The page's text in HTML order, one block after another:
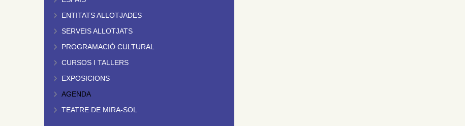
ENTITATS ALLOTJADES
SERVEIS ALLOTJATS
PROGRAMACIÓ CULTURAL
CURSOS I TALLERS
EXPOSICIONS
AGENDA
TEATRE DE MIRA-SOL